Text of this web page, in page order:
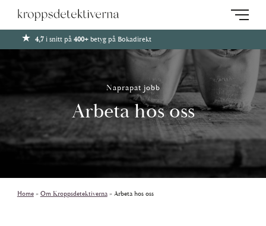
4,7i snitt på 400+betyg på Bokadirekt
Naprapat jobb
Arbeta hos oss
Home» Om Kroppsdetektiverna» Arbeta hos oss